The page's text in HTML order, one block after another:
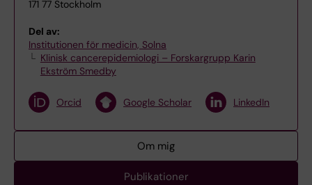
171 77 Stockholm
Del av:
Institutionen för medicin, Solna
Klinisk cancerepidemiologi – Forskargrupp Karin
Ekström Smedby
Orcid Google Scholar LinkedIn
Om mig
Publikationer